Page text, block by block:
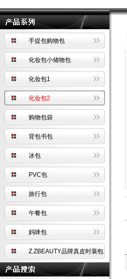
手提包购物包
化妆包小储物包
化妆包1
化妆包2
购物包袋
背包书包
冰包
PVC包
旅行包
午餐包
妈咪包
Z.ZBEAUTY品牌真皮时装包